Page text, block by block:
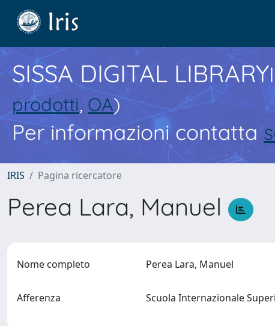
SISSA DIGITAL LIBRARY
prodotti, OA)
Per informazioni contatta
IRIS Pagina ricercatore
Perea Lara, Manuel
Nome completo Perea Lara, Manuel
Afferenza Scuola Internazionale